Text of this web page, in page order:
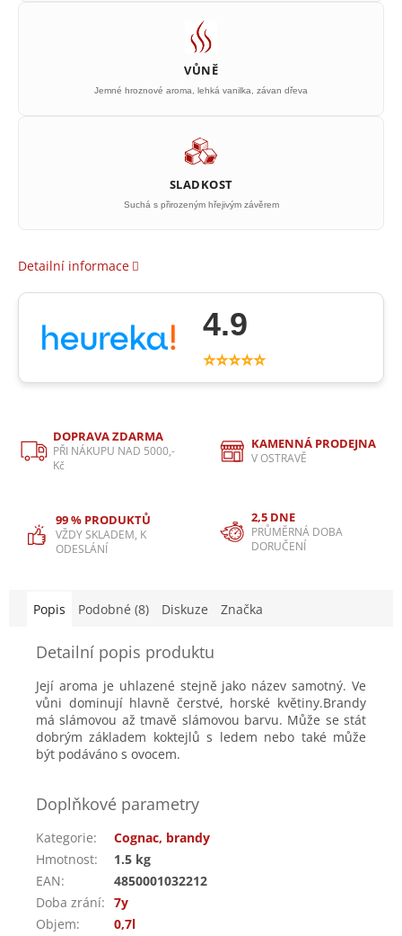
VŮNĚ
Jemné hroznové aroma, lehká vanilka, závan dřeva
SLADKOST
Suchá s přirozeným hřejivým závěrem
Detailní informace
4.9
⭐⭐⭐⭐⭐
DOPRAVA ZDARMA
PŘI NÁKUPU NAD 5000,-
Kč
KAMENNÁ PRODEJNA
V OSTRAVĚ
99 % PRODUKTŮ
VŽDY SKLADEM, K
ODESLÁNÍ
2,5 DNE
PRŮMĚRNÁ DOBA
DORUČENÍ
Popis Podobné (8) Diskuze Značka
Detailní popis produktu
Její aroma je uhlazené stejně jako název samotný. Ve
vůni dominují hlavně čerstvé, horské květiny.Brandy
má slámovou až tmavě slámovou barvu. Může se stát
dobrým základem koktejlů s ledem nebo také může
být podáváno s ovocem.
Doplňkové parametry
Kategorie:
Cognac, brandy
Hmotnost:
1.5 kg
EAN:
4850001032212
Doba zrání: 7y
Objem:
0,7l